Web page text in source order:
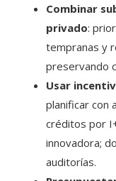
Combinar
privado:
tempranas y
preservando
Usar
planificar con
créditos por
innovadora;
auditorías.